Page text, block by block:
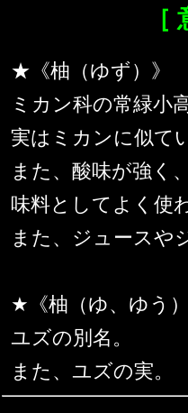
［
★《柚（ゆず）》
ミカン科の常緑小高
実はミカンに似て
また、酸味が強く
味料としてよく使
また、ジュースや
★《柚（ゆ、ゆう）
ユズの別名。
また、ユズの実。